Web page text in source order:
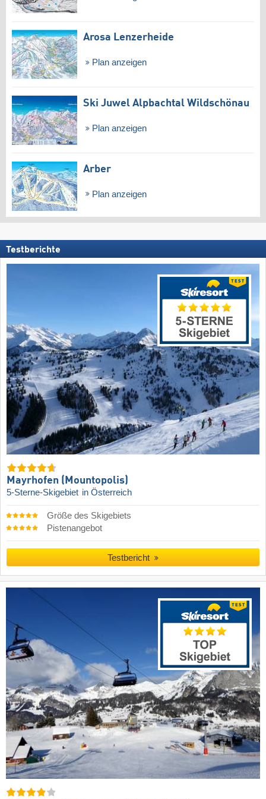
Arosa Lenzerheide
Plan anzeigen
Ski Juwel Alpbachtal Wildschönau
Plan anzeigen
Arber
Plan anzeigen
Testberichte
Mayrhofen (Mountopolis)
5-Sterne-Skigebiet in Österreich
Größe des Skigebiets
Pistenangebot
Testbericht